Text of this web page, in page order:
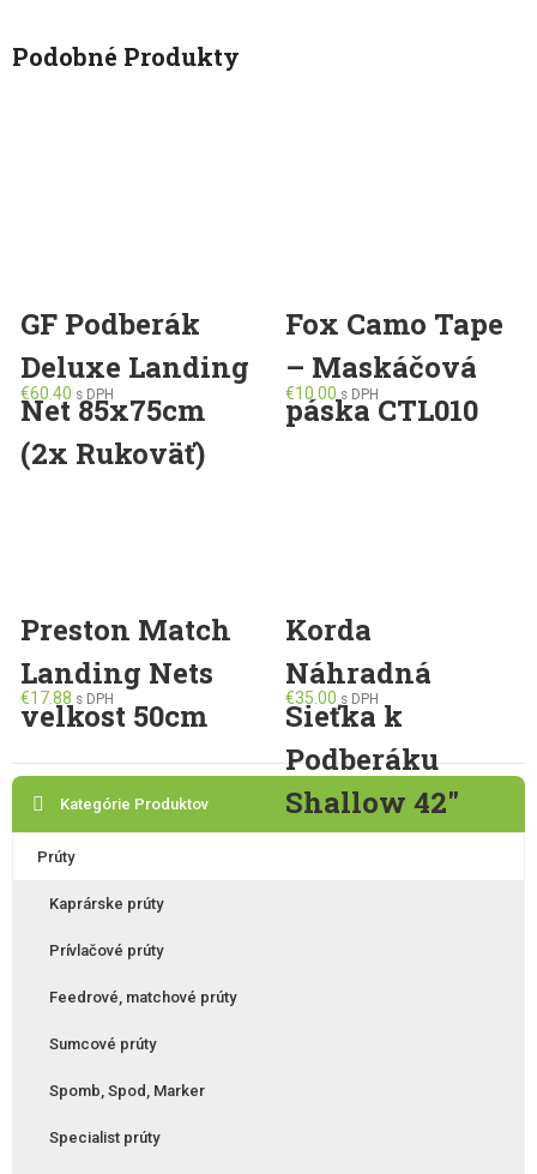
Podobné Produkty
GF Podberák
Deluxe Landing
Net 85x75cm
(2x Rukoväť)
€60.40 s DPH
Fox Camo Tape
– Maskáčová
páska CTL010
€10.00 s DPH
Preston Match
Landing Nets
velkost 50cm
€17.88 s DPH
Korda
Náhradná
Sieťka k
Podberáku
Shallow 42″
€35.00 s DPH
Kategórie Produktov
Prúty
Kaprárske prúty
Prívlačové prúty
Feedrové, matchové prúty
Sumcové prúty
Spomb, Spod, Marker
Specialist prúty